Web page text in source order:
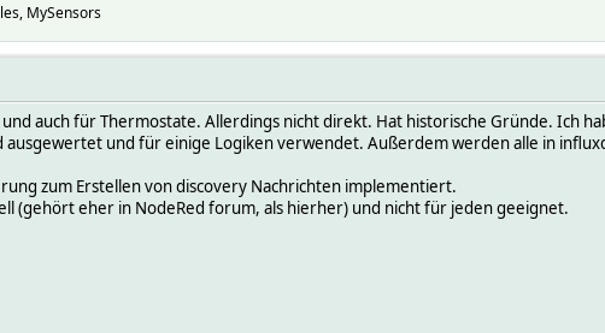
MySensors
auch für Thermostate. Allerdings nicht direkt. Hat historische Gründe. Ich
und für einige Logiken verwendet. Außerdem werden alle in
zum Erstellen von discovery Nachrichten implementiert.
(gehört eher in NodeRed forum, als hierher) und nicht für jeden geeignet.